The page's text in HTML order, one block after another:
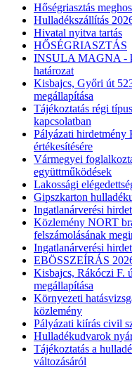
Hőségriasztás
Hulladékszállítás
Hivatal nyitva tartás
HŐSÉGRIASZTÁS
INSULA MAGNA -
határozat
Kisbajcs, Győri út
megállapítása
Tájékoztatás régi
kapcsolatban
Pályázati hirdetmény
értékesítésére
Vármegyei
együttműködések
Lakossági
Gipszkarton
Ingatlanárverési
Közlemény NORT
felszámolásának
Ingatlanárverési
EBÖSSZEÍRÁS
Kisbajcs, Rákóczi F.
megállapítása
Környezeti
közlemény
Pályázati kiírás civil
Hulladékudvarok
Tájékoztatás a
változásáról